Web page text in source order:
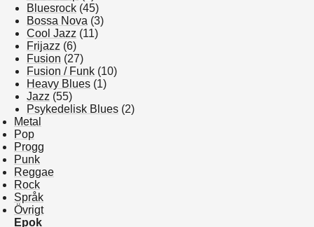
Bluesrock (45)
Bossa Nova (3)
Cool Jazz (11)
Frijazz (6)
Fusion (27)
Fusion / Funk (10)
Heavy Blues (1)
Jazz (55)
Psykedelisk Blues (2)
Metal
Pop
Progg
Punk
Reggae
Rock
Språk
Övrigt
Epok